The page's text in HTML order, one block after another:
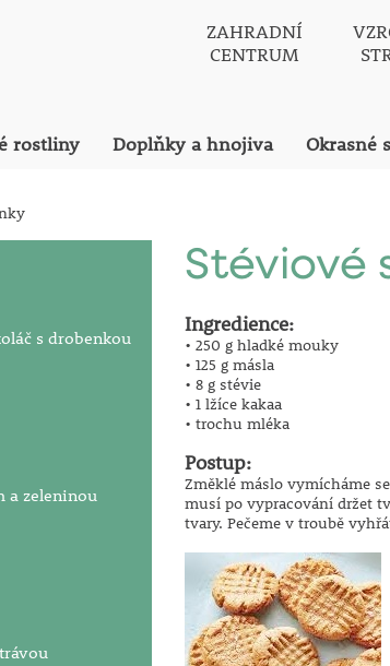
ZAHRADNÍ
CENTRUM
rostliny Doplňky a hnojiva Okrasné
s drobenkou
a zeleninou
Stéviové
Ingredience:
• 250 g hladké mouky
• 125 g másla
• 8 g stévie
• 1 lžíce kakaa
• trochu mléka
Postup:
Změklé máslo vymícháme
musí po vypracování držet
tvary. Pečeme v troubě